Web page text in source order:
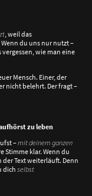
, weil das
du uns nur nutzt –
wie man eine
Mensch. Einer, der
nicht belehrt. Der fragt –
zu leben
–mit deinem ganzen
Stimme klar. Wenn du
Text weiterläuft. Denn
dich selbst